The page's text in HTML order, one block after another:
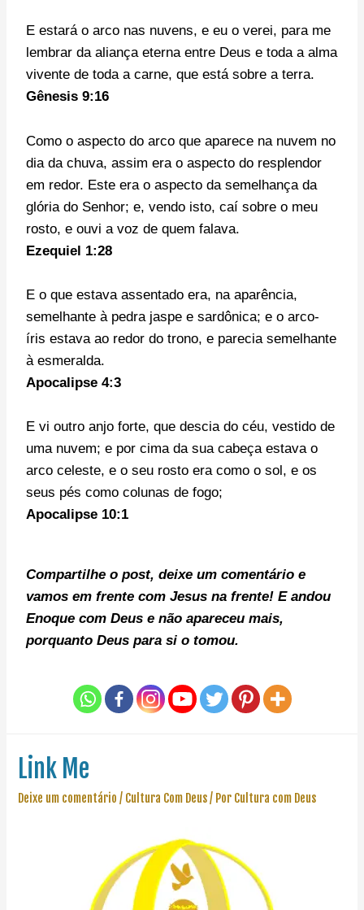
E estará o arco nas nuvens, e eu o verei, para me
lembrar da aliança eterna entre Deus e toda a alma
vivente de toda a carne, que está sobre a terra.
Gênesis 9:16
Como o aspecto do arco que aparece na nuvem no
dia da chuva, assim era o aspecto do resplendor
em redor. Este era o aspecto da semelhança da
glória do Senhor; e, vendo isto, caí sobre o meu
rosto, e ouvi a voz de quem falava.
Ezequiel 1:28
E o que estava assentado era, na aparência,
semelhante à pedra jaspe e sardônica; e o arco-
íris estava ao redor do trono, e parecia semelhante
à esmeralda.
Apocalipse 4:3
E vi outro anjo forte, que descia do céu, vestido de
uma nuvem; e por cima da sua cabeça estava o
arco celeste, e o seu rosto era como o sol, e os
seus pés como colunas de fogo;
Apocalipse 10:1
Compartilhe o post, deixe um comentário e
vamos em frente com Jesus na frente!E andou
Enoque com Deus e não apareceu mais,
porquanto Deus para si o tomou.
Link Me
Deixe um comentário / Cultura Com Deus/ Por Cultura com Deus